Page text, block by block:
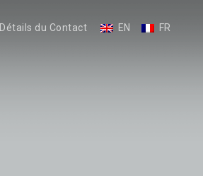
Détails du Contact EN FR